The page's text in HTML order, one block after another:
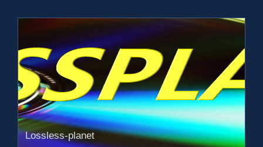
Lossless-planet